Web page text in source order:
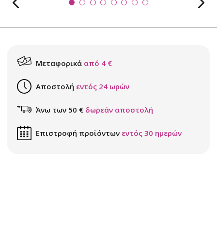
Μεταφορικά από 4 €
Αποστολή εντός 24 ωρών
Άνω των 50 € δωρεάν αποστολή
Επιστροφή προϊόντων εντός 30 ημερών